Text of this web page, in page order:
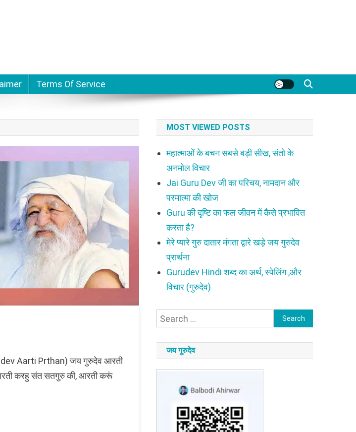
Terms Of Service
Aarti Prthan) जय गुरुदेव आरती
करहु संत सतगुरु की, आरती करूं
MOST VIEWED POSTS
महात्माओं के बचन सबसे बड़ी सीख, संतो के
अनमोल विचार
Jai Guru Dev जी का परिचय, नामदान और
परमात्मा की खोज
Guru की दृष्टि का फल जीवन में कैसे प्रभावित
करता है?
मेरे प्यारे गुरु दातार मंगता द्वारे खड़े जय गुरुदेव
प्रार्थना
Gurudev Hindi शब्द का अर्थ, स्पेलिंग ,और
विचार (गुरुदेव)
Search
जय गुरुदेव